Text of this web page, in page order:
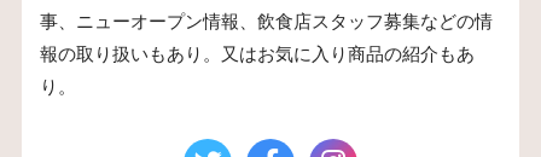
事、ニューオープン情報、飲食店スタッフ募集などの情
報の取り扱いもあり。又はお気に入り商品の紹介もあ
り。